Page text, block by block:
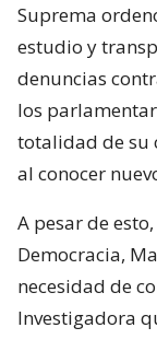
Suprema
estudio y
denuncias
los
totalidad de su
al conocer
A pesar de
Democracia,
necesidad de
Investigadora